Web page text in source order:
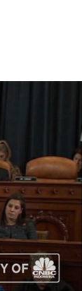
Intelijen
politik
ini.